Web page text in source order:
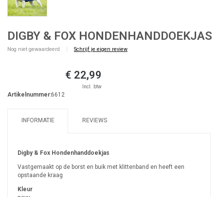
DIGBY & FOX HONDENHANDDOEKJAS
Nog niet gewaardeerd Schrijf je eigen review
€ 22,99
Incl. btw
Artikelnummer:6612
INFORMATIE REVIEWS
Digby & Fox Hondenhanddoekjas
Vastgemaakt op de borst en buik met klittenband en heeft een
opstaande kraag
Kleur